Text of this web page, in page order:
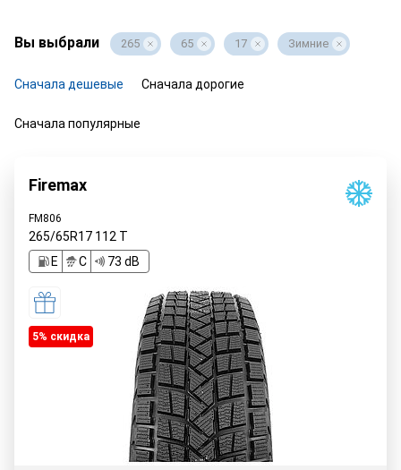
Вы выбрали 265 65 17 Зимние
Сначала дешевые Сначала дорогие
Сначала популярные
Firemax
FM806
265/65R17 112 T
E
C 73 dB
5% cкидка